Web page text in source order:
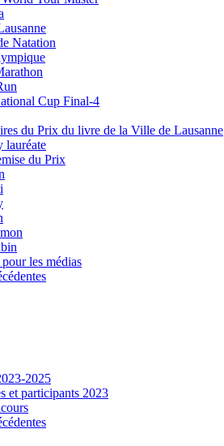
Natation
Cup Final-4
du Prix du livre de la Ville de Lausanne
lauréate
du Prix
les médias
2025
et participants 2023